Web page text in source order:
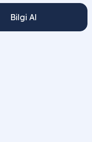
Bilgi Al